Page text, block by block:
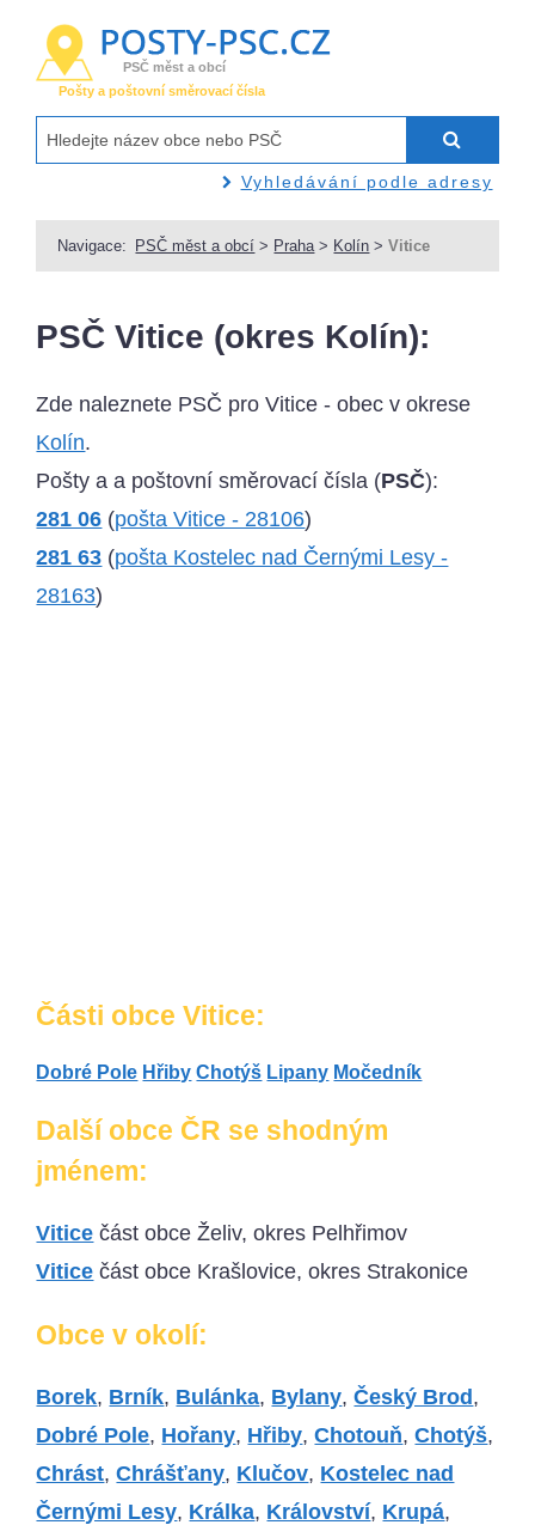
PSČ měst a obcí
Pošty a poštovní směrovací čísla
Vyhledávání podle adresy
Navigace: PSČ měst a obcí > Praha > Kolín >Vitice
PSČ Vitice (okres Kolín):
Zde naleznete PSČ pro Vitice - obec v okrese
Kolín.
Pošty a a poštovní směrovací čísla (PSČ):
281 06 (pošta Vitice - 28106)
281 63 (pošta Kostelec nad Černými Lesy -
28163)
Části obce Vitice:
Dobré Pole Hřiby Chotýš Lipany Močedník
Další obce ČR se shodným
jménem:
Vitice část obce Želiv, okres Pelhřimov
Vitice část obce Krašlovice, okres Strakonice
Obce v okolí:
Borek, Brník, Bulánka, Bylany,Český Brod,
Dobré Pole, Hořany, Hřiby,Chotouň,Chotýš,
Chrást,Chrášťany, Klučov, Kostelec nad
Černými Lesy, Králka, Království, Krupá,